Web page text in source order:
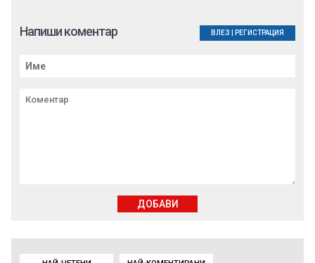
Напиши коментар ВЛЕЗ РЕГИСТРАЦИЯ
ДОБАВИ